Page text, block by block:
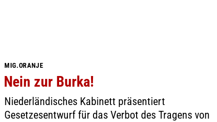
MIG.ORANJE
Nein zur Burka!
Niederländisches Kabinett präsentiert
Gesetzesentwurf für das Verbot des Tragens von